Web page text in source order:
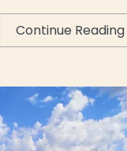
Continue Reading